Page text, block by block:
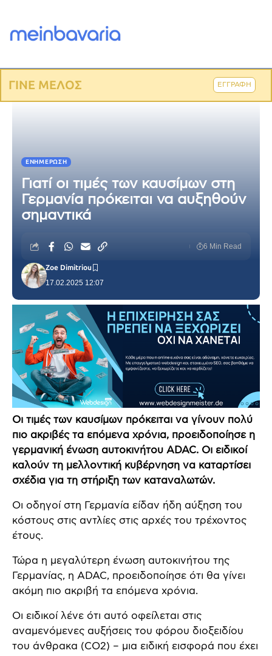
ΓΙΝΕ ΜΕΛΟΣ ΕΓΓΡΑΦΗ
ΕΝΗΜΈΡΩΣΗ
Γιατί οι τιμές των καυσίμων στη
Γερμανία πρόκειται να αυξηθούν
σημαντικά
17.02.2025 12:07
Zoe Dimitriou
6 Min Read
Οι τιμές των καυσίμων πρόκειται να γίνουν πολύ
πιο ακριβές τα επόμενα χρόνια, προειδοποίησε η
γερμανική ένωση αυτοκινήτου ADAC. Οι ειδικοί
καλούν τη μελλοντική κυβέρνηση να καταρτίσει
σχέδια για τη στήριξη των καταναλωτών.
Οι οδηγοί στη Γερμανία είδαν ήδη αύξηση του
κόστους στις αντλίες στις αρχές του τρέχοντος
έτους.
Τώρα η μεγαλύτερη ένωση αυτοκινήτου της
Γερμανίας, η ADAC, προειδοποίησε ότι θα γίνει
ακόμη πιο ακριβή τα επόμενα χρόνια.
Οι ειδικοί λένε ότι αυτό οφείλεται στις
αναμενόμενες αυξήσεις του φόρου διοξειδίου
του άνθρακα (CO2) – μια ειδική εισφορά που έχει